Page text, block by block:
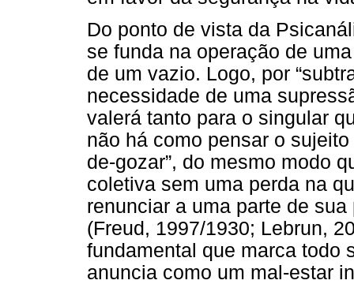
Do ponto de vista da
se funda na operação de
de um vazio. Logo, por
necessidade de uma
valerá tanto para o singular
não há como pensar o
de-gozar”, do mesmo modo
coletiva sem uma perda na
renunciar a uma parte de
(Freud, 1997/1930; Lebrun,
fundamental que marca todo
anuncia como um mal-estar